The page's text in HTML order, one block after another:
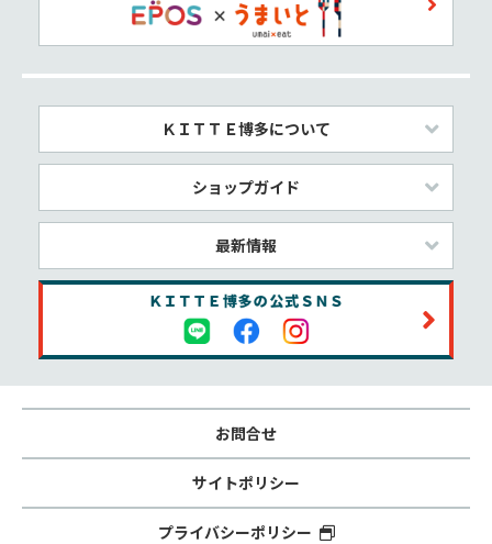
ＫＩＴＴＥ博多について
ショップガイド
最新情報
お問合せ
サイトポリシー
プライバシーポリシー